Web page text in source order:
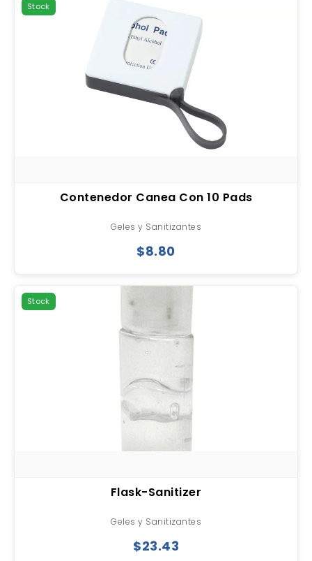
Stock
Contenedor Canea Con 10 Pads
Geles y Sanitizantes
$8.80
Stock
Flask-Sanitizer
Geles y Sanitizantes
$23.43